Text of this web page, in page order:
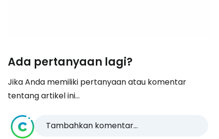
Ada pertanyaan lagi?
Jika Anda memiliki pertanyaan atau komentar
tentang artikel ini...
Tambahkan komentar...